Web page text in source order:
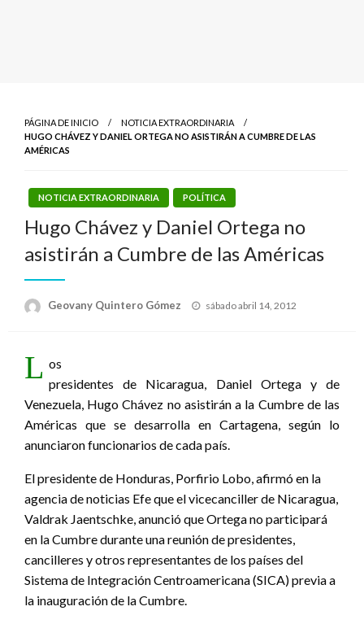
PÁGINA DE INICIO
NOTICIA EXTRAORDINARIA
HUGO CHÁVEZ Y DANIEL ORTEGA NO ASISTIRÁN A CUMBRE DE LAS
AMÉRICAS
NOTICIA EXTRAORDINARIA POLÍTICA
Hugo Chávez y Daniel Ortega no
asistirán a Cumbre de las Américas
Geovany Quintero Gómez
Publicado
sábado abril 14, 2012
L os
presidentes de Nicaragua, Daniel Ortega y de
Venezuela, Hugo Chávez no asistirán a la Cumbre de las
Américas que se desarrolla en Cartagena, según lo
anunciaron funcionarios de cada país.
El presidente de Honduras, Porfirio Lobo, afirmó en la
agencia de noticias Efe que el vicecanciller de Nicaragua,
Valdrak Jaentschke, anunció que Ortega no participará
en la Cumbre durante una reunión de presidentes,
cancilleres y otros representantes de los países del
Sistema de Integración Centroamericana (SICA) previa a
la inauguración de la Cumbre.